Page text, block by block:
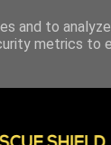
and to
metrics to